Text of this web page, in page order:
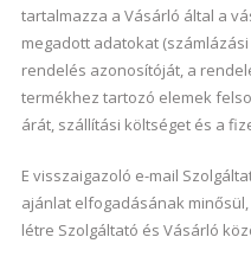
tartalmazza a Vásárló által a
megadott adatokat
rendelés azonosítóját, a
termékhez tartozó elemek
árát, szállítási költséget és a
E visszaigazoló e-mail
ajánlat elfogadásának
létre Szolgáltató és Vásárló